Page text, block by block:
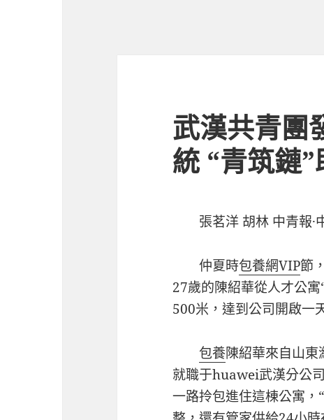
武漢共青團
統 “青筑鏈
張茗洋 胡林 中青報·
仲夏時包養網VIP節
27歲的陳紹華從人才公
500米，達到公司開啟一
包養陳紹華來自山東
就職于huawei武漢分公
一路拎包進住這棟公寓